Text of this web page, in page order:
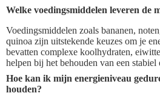
Welke voedingsmiddelen leveren de
Voedingsmiddelen zoals bananen,
quinoa zijn uitstekende keuzes om je
bevatten complexe koolhydraten,
helpen bij het behouden van een stabiel
Hoe kan ik mijn energieniveau
houden?